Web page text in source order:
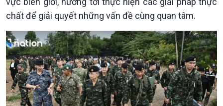
Xã hội
Tin Đời sống & Xã hội
360 độ Sức khỏe
Chuyển đổi Xanh
Tài nguyên và Môi trường
Chuyên gia của bạn
Khoa học & Công nghệ
Tin Khoa học & Công nghệ
Kết nối công nghệ
Sống chung với biến đổi
khí hậu
chất để giải quyết những vấn đề cùng quan tâm.